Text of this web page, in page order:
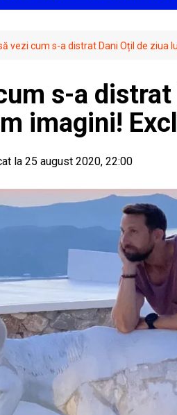
vezi cum s-a distrat Dani Oțil de ziua
s-a distrat
imagini!
la 25 august 2020, 22:00